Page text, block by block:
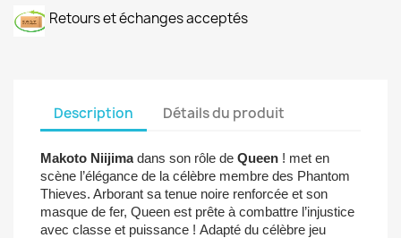
Retours et échanges acceptés
Description Détails du produit
Makoto Niijima dans son rôle de Queen ! met en
scène l’élégance de la célèbre membre des Phantom
Thieves. Arborant sa tenue noire renforcée et son
masque de fer, Queen est prête à combattre l’injustice
avec classe et puissance ! Adapté du célèbre jeu